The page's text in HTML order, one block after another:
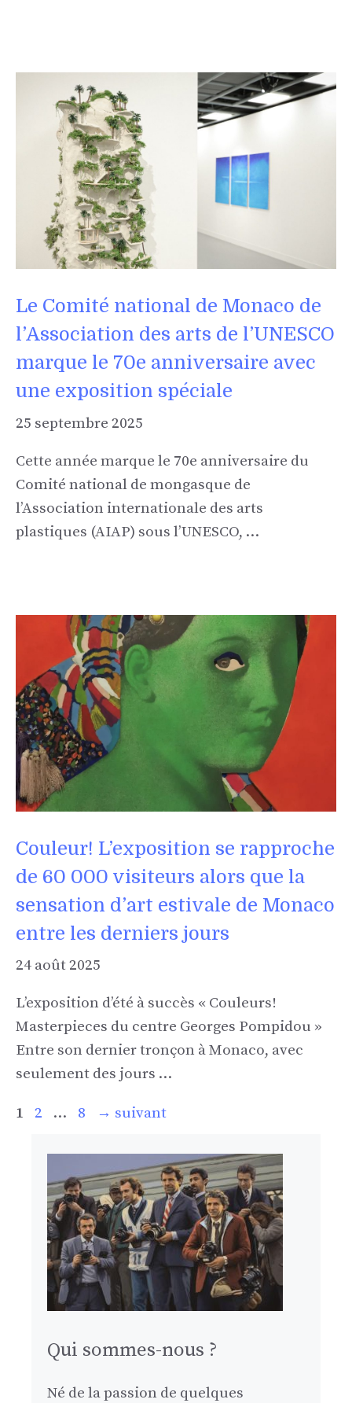
Le Comité national de Monaco de
l’Association des arts de l’UNESCO
marque le 70e anniversaire avec
une exposition spéciale
25 septembre 2025
Cette année marque le 70e anniversaire du
Comité national de mongasque de
l’Association internationale des arts
plastiques (AIAP) sous l’UNESCO, …
Couleur! L’exposition se rapproche
de 60 000 visiteurs alors que la
sensation d’art estivale de Monaco
entre les derniers jours
24 août 2025
L’exposition d’été à succès « Couleurs!
Masterpieces du centre Georges Pompidou »
Entre son dernier tronçon à Monaco, avec
seulement des jours …
Page
1 Page
2 … Page
8 → suivant
Qui sommes-nous ?
Né de la passion de quelques